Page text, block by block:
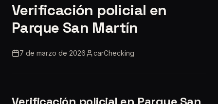
Verificación policial en
Parque San Martín
7 de marzo de 2026 carChecking